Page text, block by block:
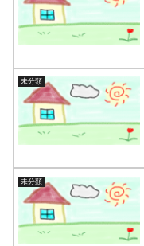
未分類
未分類